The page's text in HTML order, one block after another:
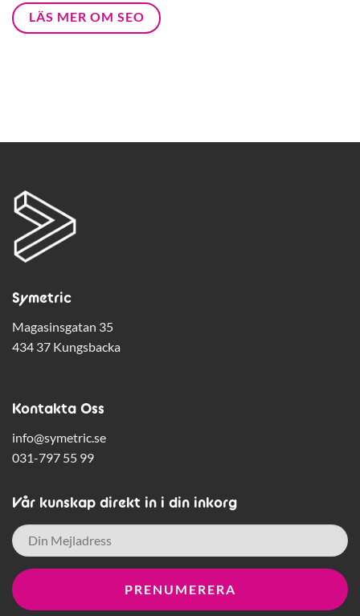
LÄS MER OM SEO
Symetric
Magasinsgatan 35
434 37 Kungsbacka
Kontakta Oss
info@symetric.se
031-797 55 99
Vår kunskap direkt in i din inkorg
E-
post *